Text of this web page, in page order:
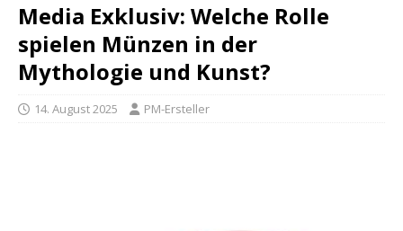
Media Exklusiv: Welche Rolle
spielen Münzen in der
Mythologie und Kunst?
14. August 2025 PM-Ersteller